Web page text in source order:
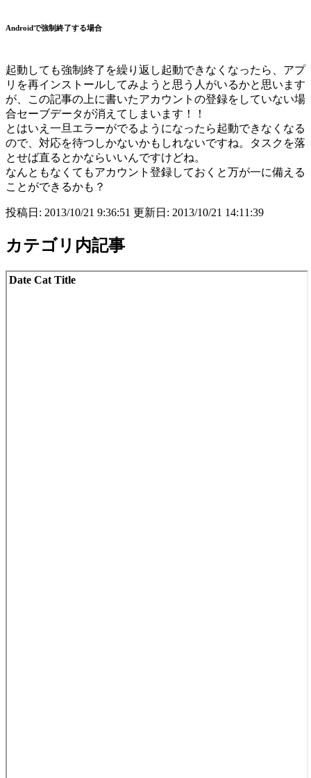
Androidで強制終了する場合
起動しても強制終了を繰り返し起動できなくなったら、アプ
リを再インストールしてみようと思う人がいるかと思います
が、この記事の上に書いたアカウントの登録をしていない場
合セーブデータが消えてしまいます！！
とはいえ一旦エラーがでるようになったら起動できなくなる
ので、対応を待つしかないかもしれないですね。タスクを落
とせば直るとかならいいんですけどね。
なんともなくてもアカウント登録しておくと万が一に備える
ことができるかも？
投稿日: 2013/10/21 9:36:51 更新日: 2013/10/21 14:11:39
カテゴリ内記事